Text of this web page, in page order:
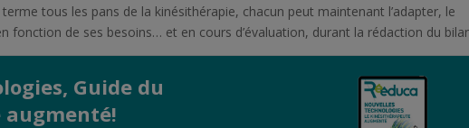
tous les pans de la kinésithérapie, chacun peut maintenant l’adapter, le
fonction de ses besoins… et en cours d’évaluation, durant la rédaction du
Guide du